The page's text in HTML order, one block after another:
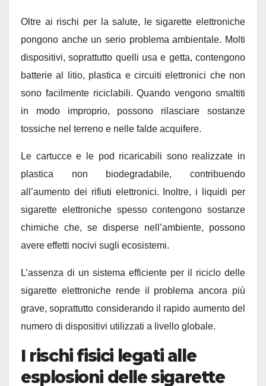
Oltre ai rischi per la salute, le sigarette elettroniche
pongono anche un serio problema ambientale. Molti
dispositivi, soprattutto quelli usa e getta, contengono
batterie al litio, plastica e circuiti elettronici che non
sono facilmente riciclabili. Quando vengono smaltiti
in modo improprio, possono rilasciare sostanze
tossiche nel terreno e nelle falde acquifere.
Le cartucce e le pod ricaricabili sono realizzate in
plastica non biodegradabile, contribuendo
all’aumento dei rifiuti elettronici. Inoltre, i liquidi per
sigarette elettroniche spesso contengono sostanze
chimiche che, se disperse nell’ambiente, possono
avere effetti nocivi sugli ecosistemi.
L’assenza di un sistema efficiente per il riciclo delle
sigarette elettroniche rende il problema ancora più
grave, soprattutto considerando il rapido aumento del
numero di dispositivi utilizzati a livello globale.
I rischi fisici legati alle
esplosioni delle sigarette